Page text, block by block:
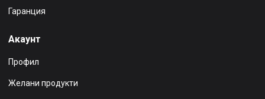
Гаранция
Акаунт
Профил
Желани продукти